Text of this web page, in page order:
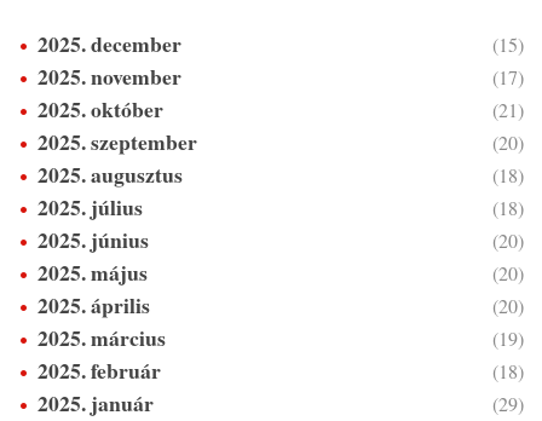
2025. december (15)
2025. november (17)
2025. október (21)
2025. szeptember (20)
2025. augusztus (18)
2025. július (18)
2025. június (20)
2025. május (20)
2025. április (20)
2025. március (19)
2025. február (18)
2025. január (29)